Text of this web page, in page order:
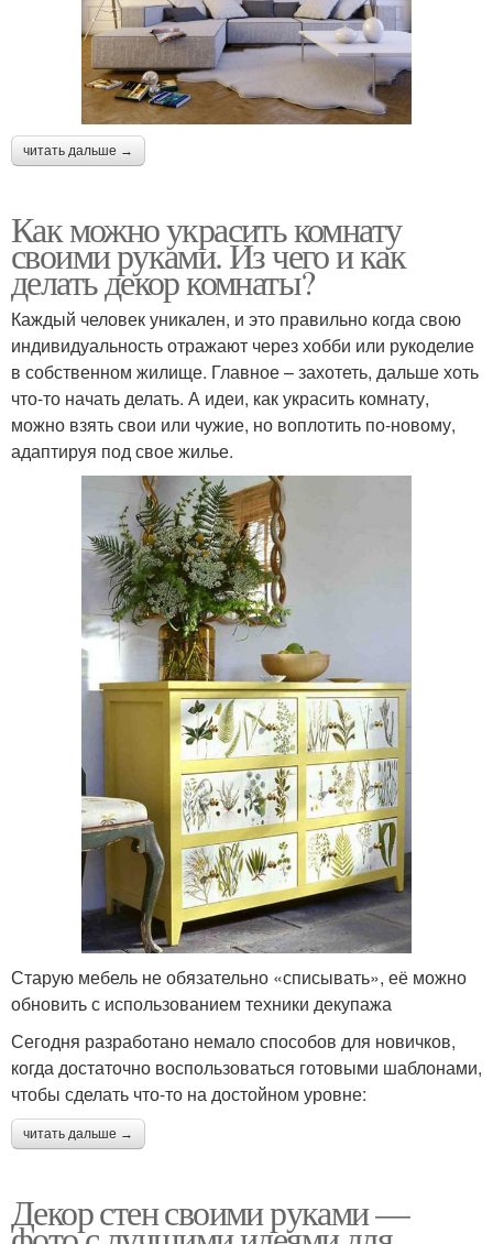
читать дальше →
Как можно украсить комнату
своими руками. Из чего и как
делать декор комнаты?
Каждый человек уникален, и это правильно когда свою
индивидуальность отражают через хобби или рукоделие
в собственном жилище. Главное – захотеть, дальше хоть
что-то начать делать. А идеи, как украсить комнату,
можно взять свои или чужие, но воплотить по-новому,
адаптируя под свое жилье.
Старую мебель не обязательно «списывать», её можно
обновить с использованием техники декупажа
Сегодня разработано немало способов для новичков,
когда достаточно воспользоваться готовыми шаблонами,
чтобы сделать что-то на достойном уровне:
читать дальше →
Декор стен своими руками —